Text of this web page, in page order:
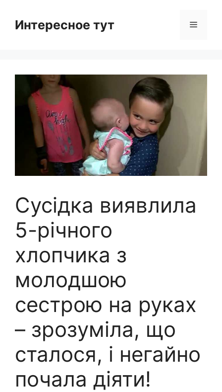
contentИнтересное тут Menu
Сусідка виявлила
5-річного
хлопчика з
молодшою ​​
сестрою на руках
– зрозуміла, що
сталося, і негайно
почала діяти!